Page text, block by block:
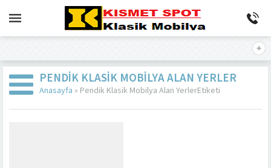
PENDIK KLASIK MOBILYA ALAN YERLER
Anasayfa » Pendik Klasik Mobilya Alan YerlerEtiketi